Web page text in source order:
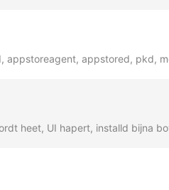
appstoreagent, appstored, pkd,
heet, UI hapert, installd bijna